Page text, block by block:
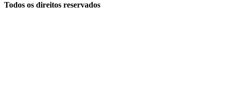
Todos os direitos reservados